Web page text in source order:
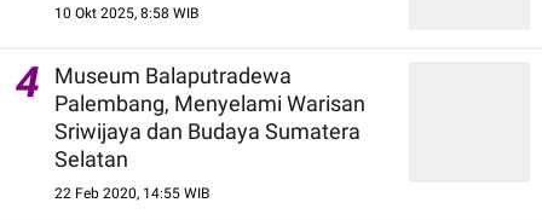
10 Okt 2025, 8:58 WIB
4
Museum Balaputradewa
Palembang, Menyelami Warisan
Sriwijaya dan Budaya Sumatera
Selatan
22 Feb 2020, 14:55 WIB